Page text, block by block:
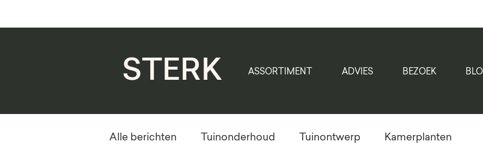
STERK ASSORTIMENT ADVIES BEZOEK
Alle berichten Tuinonderhoud Tuinontwerp Kamerplanten